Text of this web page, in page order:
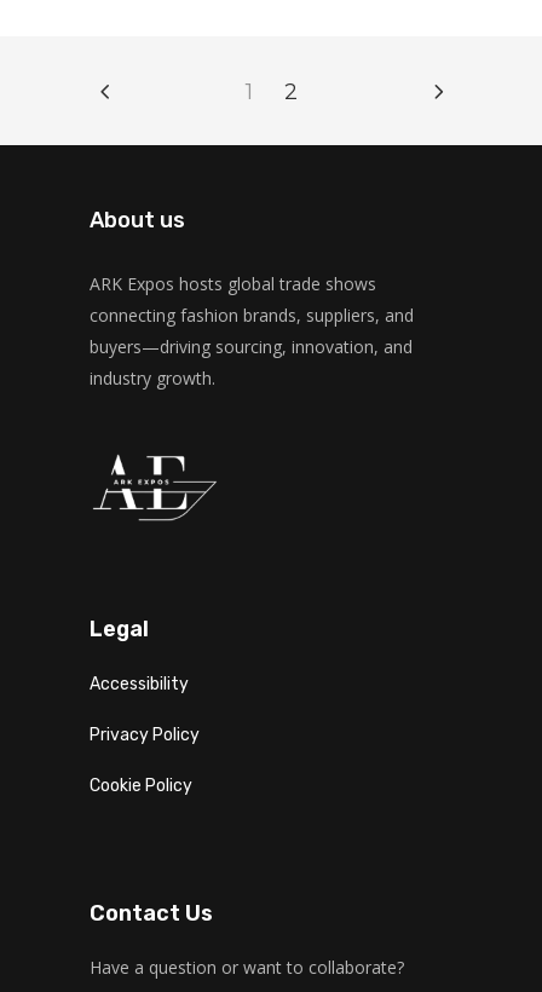
1 2
About us
ARK Expos hosts global trade shows
connecting fashion brands, suppliers, and
buyers—driving sourcing, innovation, and
industry growth.
Legal
Accessibility
Privacy Policy
Cookie Policy
Contact Us
Have a question or want to collaborate?